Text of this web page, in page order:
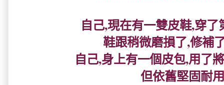
自己,現在有一雙皮鞋,穿
鞋跟稍微磨損了,修補
自己,身上有一個皮包,用了
但依舊堅固耐